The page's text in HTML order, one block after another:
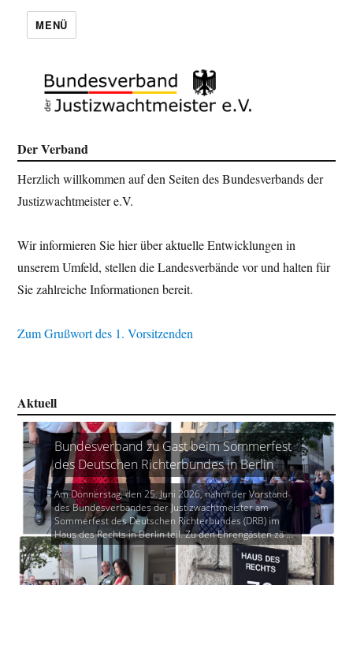
MENÜ
Der Verband
Herzlich willkommen auf den Seiten des Bundesverbands der
Justizwachtmeister e.V.
Wir informieren Sie hier über aktuelle Entwicklungen in
unserem Umfeld, stellen die Landesverbände vor und halten für
Sie zahlreiche Informationen bereit.
Zum Grußwort des 1. Vorsitzenden
Aktuell
Bundesverband zu Gast beim Sommerfest
des Deutschen Richterbundes in Berlin
Am Donnerstag, den 25. Juni 2026, nahm der Vorstand
des Bundesverbandes der Justizwachtmeister am
Sommerfest des Deutschen Richterbundes (DRB) im
Haus des Rechts in Berlin teil. Zu den Ehrengästen zä ...